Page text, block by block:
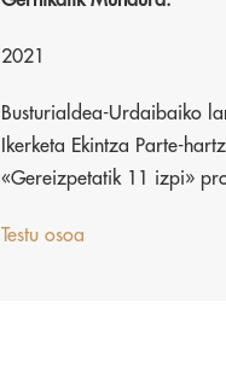
2021
Busturialdea-Urdaibaiko
Ikerketa Ekintza Parte-
«Gereizpetatik 11 izpi»
Testu osoa